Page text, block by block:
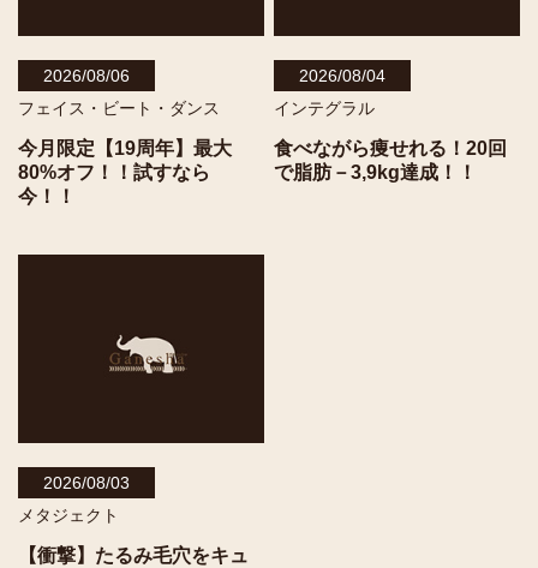
2026/08/06
フェイス・ビート・ダンス
今月限定【19周年】最大
80%オフ！！試すなら
今！！
2026/08/04
インテグラル
食べながら痩せれる！20回
で脂肪－3,9kg達成！！
2026/08/03
メタジェクト
【衝撃】たるみ毛穴をキュ